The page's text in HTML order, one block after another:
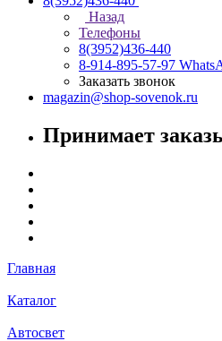
Назад
Телефоны
8(3952)436-440
8-914-895-57-97
Заказать звонок
magazin@shop-sovenok.ru
Принимает
Главная
Каталог
Автосвет